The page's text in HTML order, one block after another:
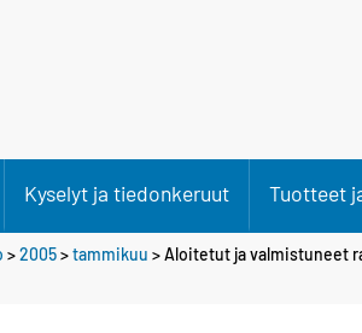
Kyselyt ja tiedonkeruut Tuotteet
>2005>tammikuu > Aloitetut ja valmistuneet